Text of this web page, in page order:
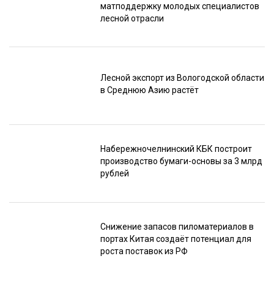
матподдержку молодых специалистов
лесной отрасли
Лесной экспорт из Вологодской области
в Среднюю Азию растёт
Набережночелнинский КБК построит
производство бумаги-основы за 3 млрд
рублей
Снижение запасов пиломатериалов в
портах Китая создаёт потенциал для
роста поставок из РФ